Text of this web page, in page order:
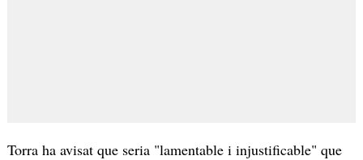
Torra ha avisat que seria "lamentable i injustificable" que